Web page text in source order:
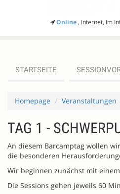
Online, Internet, Im
STARTSEITE
Homepage Veranstaltungen
TAG 1 -
An diesem Barcamptag wollen
die besonderen
Wir beginnen zunächst mit
Die Sessions gehen jeweils 60